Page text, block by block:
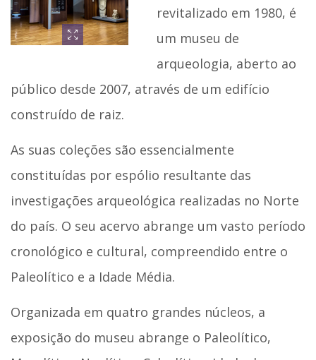
revitalizado em 1980, é
um museu de
arqueologia, aberto ao
público desde 2007, através de um edifício
construído de raiz.
As suas coleções são essencialmente
constituídas por espólio resultante das
investigações arqueológica realizadas no Norte
do país. O seu acervo abrange um vasto período
cronológico e cultural, compreendido entre o
Paleolítico e a Idade Média.
Organizada em quatro grandes núcleos, a
exposição do museu abrange o Paleolítico,